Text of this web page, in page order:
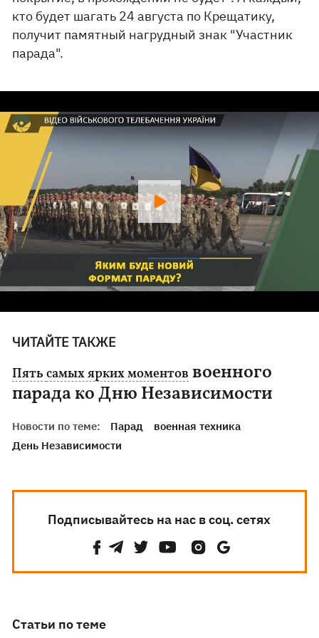
кто будет шагать 24 августа по Крещатику,
получит памятный нагрудный знак "Участник
парада".
ЧИТАЙТЕ ТАКЖЕ
Пятьсамых ярких моментов военного
парада ко Дню Независимости
Новости по теме: Парад
военная техника
День Независимости
Подписывайтесь на нас в соц. сетях
Статьи по теме